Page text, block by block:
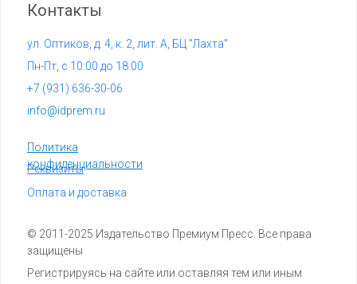
© 2011-2025 Издательство Премиум Пресс. Все права
защищены
Регистрируясь на сайте или оставляя тем или иным
info@idprem.ru
Контакты
Политика
конфиденциальности
+7 (931) 636-30-06
Реквизиты
ул. Оптиков, д. 4, к. 2, лит. А, БЦ "Лахта"
Оплата и доставка
Пн-Пт, с 10:00 до 18:00